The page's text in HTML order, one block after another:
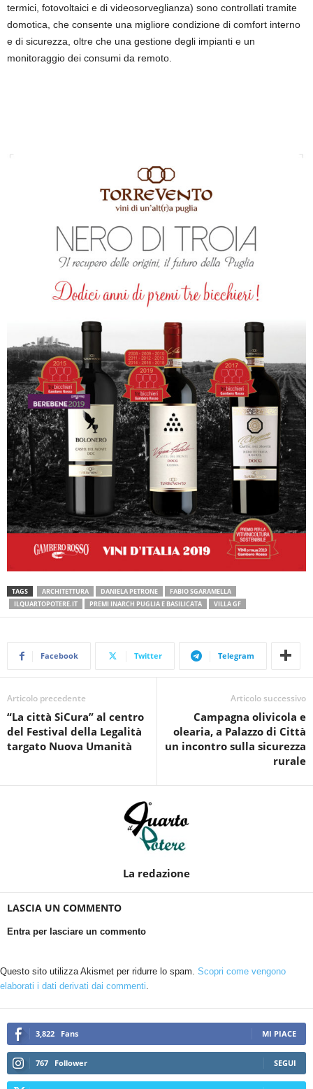
termici, fotovoltaici e di videosorveglianza) sono controllati tramite
domotica, che consente una migliore condizione di comfort interno
e di sicurezza, oltre che una gestione degli impianti e un
monitoraggio dei consumi da remoto.
TAGS ARCHITETTURA DANIELA PETRONE
FABIO SGARAMELLA
ILQUARTOPOTERE.IT
PREMI INARCH PUGLIA E BASILICATA VILLA GF
Facebook Twitter Telegram
Articolo precedente
“La città SiCura” al centro
del Festival della Legalità
targato Nuova Umanità
Articolo successivo
Campagna olivicola e
olearia, a Palazzo di Città
un incontro sulla sicurezza
rurale
La redazione
LASCIA UN COMMENTO
Entra per lasciare un commento
Questo sito utilizza Akismet per ridurre lo spam. Scopri come vengono
elaborati i dati derivati dai commenti.
3,822 Fans MI PIACE
767 Follower SEGUI